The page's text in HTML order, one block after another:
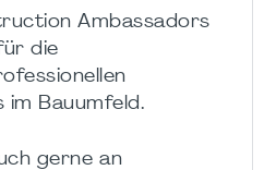
Ambassadors
die
im Bauumfeld.
gerne an